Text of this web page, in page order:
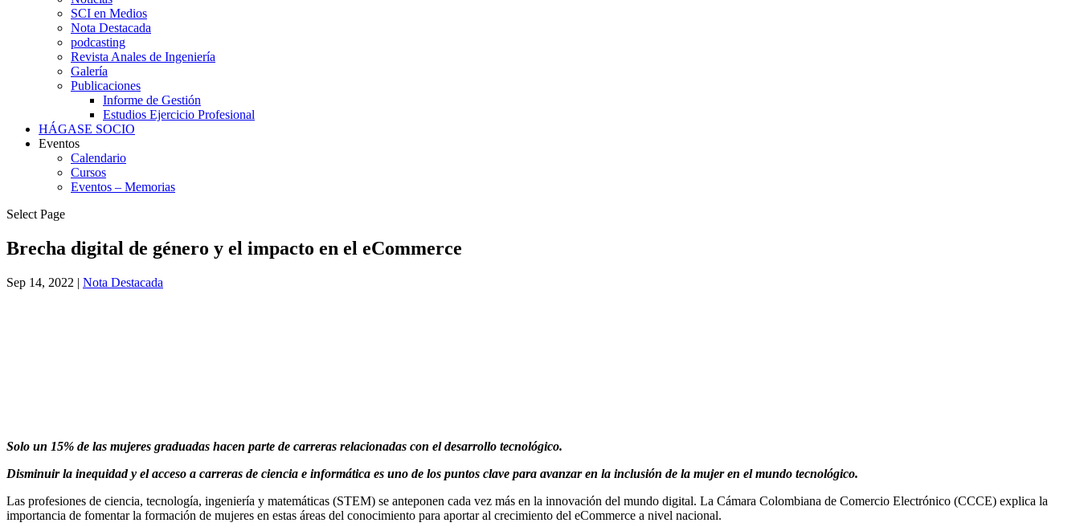
SCI en Medios
Nota Destacada
podcasting
Revista Anales de Ingeniería
Galería
Publicaciones
Informe de Gestión
Estudios Ejercicio Profesional
HÁGASE SOCIO
Eventos
Calendario
Cursos
Eventos – Memorias
Select Page
Brecha digital de género y el impacto en el eCommerce
Sep 14, 2022 | Nota Destacada
Solo un 15% de las mujeres graduadas hacen parte de carreras relacionadas con el desarrollo tecnológico.
Disminuir la inequidad y el acceso a carreras de ciencia e informática es uno de los puntos clave para avanzar en la inclusión de la mujer en el mundo tecnológico.
Las profesiones de ciencia, tecnología, ingeniería y matemáticas (STEM) se anteponen cada vez más en la innovación del mundo digital. La Cámara Colombiana de Comercio Electrónico (CCCE) explica la
importancia de fomentar la formación de mujeres en estas áreas del conocimiento para aportar al crecimiento del eCommerce a nivel nacional.